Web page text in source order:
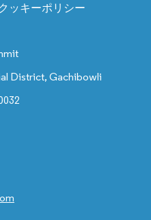
クッキーポリシー
District, Gachibowli